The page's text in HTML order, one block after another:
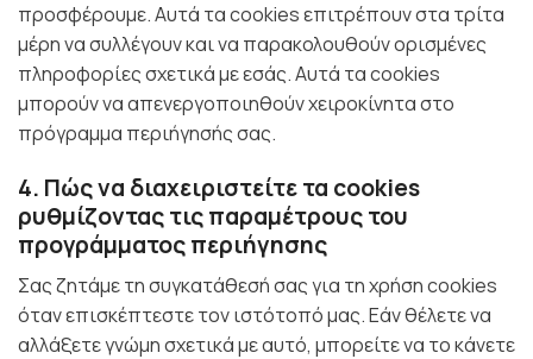
προσφέρουμε. Αυτά τα cookies επιτρέπουν στα τρίτα
μέρη να συλλέγουν και να παρακολουθούν ορισμένες
πληροφορίες σχετικά με εσάς. Αυτά τα cookies
μπορούν να απενεργοποιηθούν χειροκίνητα στο
πρόγραμμα περιήγησής σας.
4. Πώς να διαχειριστείτε τα cookies
ρυθμίζοντας τις παραμέτρους του
προγράμματος περιήγησης
Σας ζητάμε τη συγκατάθεσή σας για τη χρήση cookies
όταν επισκέπτεστε τον ιστότοπό μας. Εάν θέλετε να
αλλάξετε γνώμη σχετικά με αυτό, μπορείτε να το κάνετε